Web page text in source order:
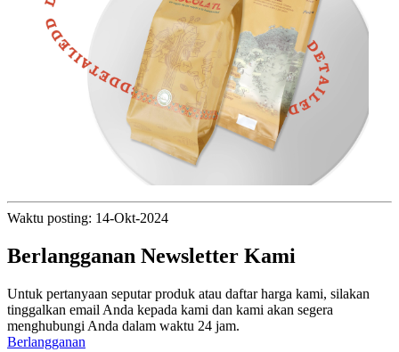
Waktu posting: 14-Okt-2024
Berlangganan Newsletter Kami
Untuk pertanyaan seputar produk atau daftar harga kami, silakan
tinggalkan email Anda kepada kami dan kami akan segera
menghubungi Anda dalam waktu 24 jam.
Berlangganan